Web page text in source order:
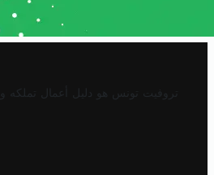
تروفيت تونس هو دليل أعمال تملكه